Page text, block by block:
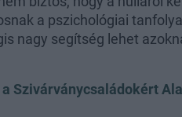
a pszichológiai
nagy segítség lehet
Szivárványcsaládokért